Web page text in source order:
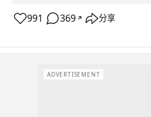
991 369 ↗ 分享
ADVERTISEMENT